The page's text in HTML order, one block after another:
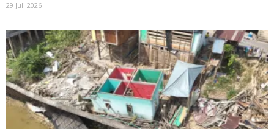
29 Juli 2026